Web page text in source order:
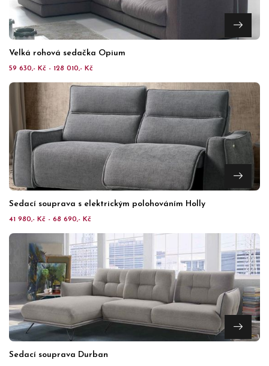
Velká rohová sedačka Opium
59 630,- Kč - 128 010,- Kč
Sedací souprava s elektrickým polohováním Holly
41 980,- Kč - 68 690,- Kč
Sedací souprava Durban